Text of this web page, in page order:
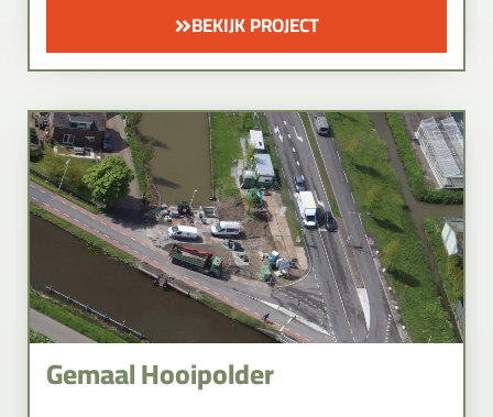
BEKIJK PROJECT
Gemaal Hooipolder